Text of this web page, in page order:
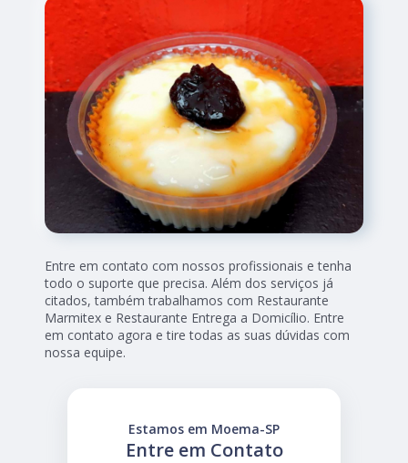
Entre em contato com nossos profissionais e tenha
todo o suporte que precisa. Além dos serviços já
citados, também trabalhamos com Restaurante
Marmitex e Restaurante Entrega a Domicílio. Entre
em contato agora e tire todas as suas dúvidas com
nossa equipe.
Entre em Contato
Estamos em Moema-SP